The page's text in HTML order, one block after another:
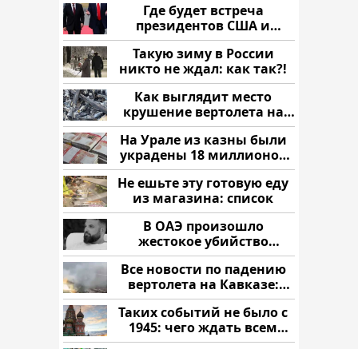
Где будет встреча
президентов США и
России: Европа?
Такую зиму в России
никто не ждал: как так?!
Как выглядит место
крушение вертолета на
Кавказе: смотреть
На Урале из казны были
украдены 18 миллионов
рублей
Не ешьте эту готовую еду
из магазина: список
В ОАЭ произошло
жестокое убийство
криптомиллионера
Все новости по падению
вертолета на Кавказе:
читать здесь
Таких событий не было с
1945: чего ждать всем
нам?